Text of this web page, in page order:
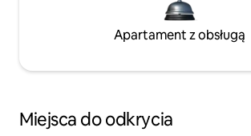
Apartament z obsługą
Miejsca do odkrycia